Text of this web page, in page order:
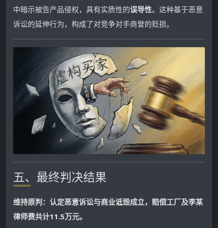
中暗示被告产品侵权，具有实质性的误导性。这种基于恶意
诉讼的延伸行为，构成了对竞争对手商誉的贬损。
五、最终判决结果
维持原判：认定恶意诉讼与商业诋毁成立，赔偿工厂及李某
律师费共计11.5万元。